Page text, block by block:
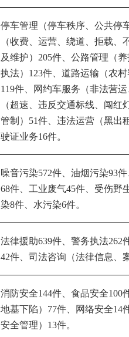
停车管理（停车秩序、公共停
（收费、运营、绕道、拒载、
及维护） 205件、公路管理（
执法） 123件、道路运输（农
119件、网约车服务（非法营运
（超速、违反交通标线、闯红
管制） 51件、违法运营（黑出
驶证业务16件。
噪音污染572件、油烟污染93件
68件、工业废气45件、受伤野
染8件、水污染6件。
法律援助639件、警务执法262
42件、司法咨询（法律信息、
消防安全144件、食品安全100
地基下陷） 77件、网络安全14
安全管理） 13件。